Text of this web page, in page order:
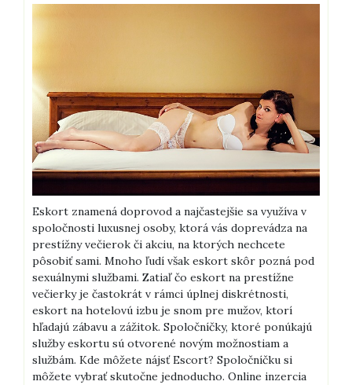
Eskort znamená doprovod a najčastejšie sa využíva v
spoločnosti luxusnej osoby, ktorá vás doprevádza na
prestížny večierok či akciu, na ktorých nechcete
pôsobiť sami. Mnoho ľudí však eskort skôr pozná pod
sexuálnymi službami. Zatiaľ čo eskort na prestížne
večierky je častokrát v rámci úplnej diskrétnosti,
eskort na hotelovú izbu je snom pre mužov, ktorí
hľadajú zábavu a zážitok. Spoločníčky, ktoré ponúkajú
služby eskortu sú otvorené novým možnostiam a
službám. Kde môžete nájsť Escort? Spoločníčku si
môžete vybrať skutočne jednoducho. Online inzercia